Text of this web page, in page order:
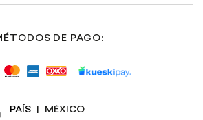
DE PAGO:
PAÍS